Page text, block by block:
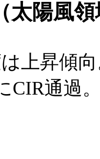
太陽風
上昇傾
CIR通過